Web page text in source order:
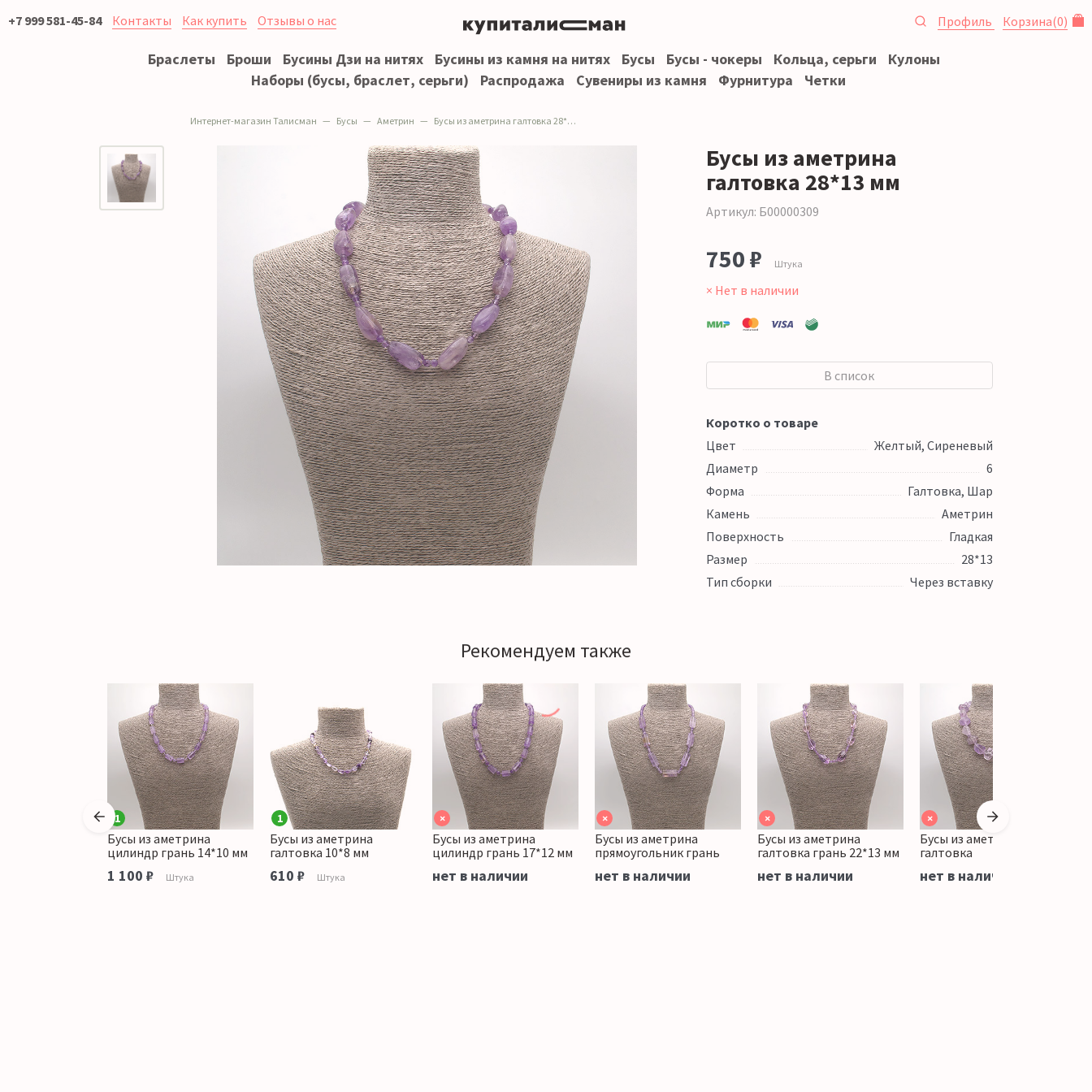
+7 999 581-45-84 Контакты Как купить Отзывы о нас Профиль Корзина(0)
Браслеты Броши Бусины Дзи на нитях Бусины из камня на нитях Бусы Бусы - чокеры Кольца, серьги
Кулоны
Наборы (бусы, браслет, серьги)
Распродажа Сувениры из камня Фурнитура Четки
Интернет-магазин Талисман Бусы Аметрин Бусы из аметрина галтовка 28*13 мм
Бусы из аметрина
галтовка 28*13 мм
Артикул: Б00000309
750 ₽ Штука
× Нет в наличии
В список
Коротко о товаре
Цвет
Желтый, Сиреневый
Диаметр
6
Форма
Галтовка, Шар
Камень
Аметрин
Поверхность
Гладкая
Размер
28*13
Тип сборки
Через вставку
Рекомендуем также
1
Бусы из аметрина
цилиндр грань 14*10 мм
1 100 ₽ Штука
1
Бусы из аметрина
галтовка 10*8 мм
610 ₽ Штука
×
Бусы из аметрина
цилиндр грань 17*12 мм
нет в наличии
×
Бусы из аметрина
прямоугольник грань
нет в наличии
×
Бусы из аметрина
галтовка грань 22*13 мм
нет в наличии
×
Бусы из аметрина
галтовка
нет в наличии